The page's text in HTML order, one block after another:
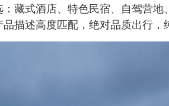
藏式酒店、特色民宿、自驾营地
描述高度匹配，绝对品质出行，